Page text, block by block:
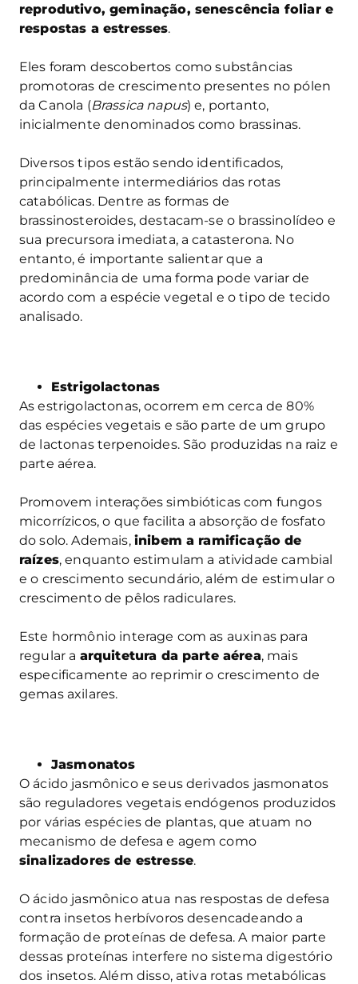
reprodutivo, geminação, senescência foliar e
respostas a estresses.
Eles foram descobertos como substâncias
promotoras de crescimento presentes no pólen
da Canola (Brassica napus) e, portanto,
inicialmente denominados como brassinas.
Diversos tipos estão sendo identificados,
principalmente intermediários das rotas
catabólicas. Dentre as formas de
brassinosteroides, destacam-se o brassinolídeo e
sua precursora imediata, a catasterona. No
entanto, é importante salientar que a
predominância de uma forma pode variar de
acordo com a espécie vegetal e o tipo de tecido
analisado.
Estrigolactonas
As estrigolactonas, ocorrem em cerca de 80%
das espécies vegetais e são parte de um grupo
de lactonas terpenoides. São produzidas na raiz e
parte aérea.
Promovem interações simbióticas com fungos
micorrízicos, o que facilita a absorção de fosfato
do solo. Ademais, inibem a ramificação de
raízes, enquanto estimulam a atividade cambial
e o crescimento secundário, além de estimular o
crescimento de pêlos radiculares.
Este hormônio interage com as auxinas para
regular a arquitetura da parte aérea, mais
especificamente ao reprimir o crescimento de
gemas axilares.
Jasmonatos
O ácido jasmônico e seus derivados jasmonatos
são reguladores vegetais endógenos produzidos
por várias espécies de plantas, que atuam no
mecanismo de defesa e agem como
sinalizadores de estresse.
O ácido jasmônico atua nas respostas de defesa
contra insetos herbívoros desencadeando a
formação de proteínas de defesa. A maior parte
dessas proteínas interfere no sistema digestório
dos insetos. Além disso, ativa rotas metabólicas